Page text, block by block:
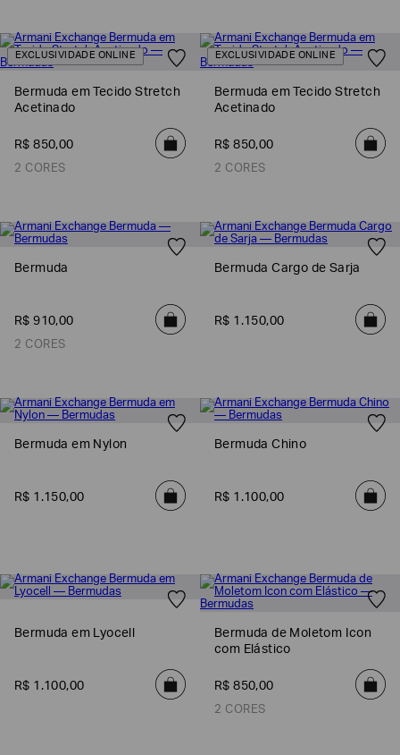
EXCLUSIVIDADE ONLINE
Bermuda em Tecido Stretch
Acetinado
R$ 850,00
2 CORES
EXCLUSIVIDADE ONLINE
Bermuda em Tecido Stretch
Acetinado
R$ 850,00
2 CORES
Bermuda
R$ 910,00
2 CORES
Bermuda Cargo de Sarja
R$ 1 .150,00
Bermuda em Nylon
R$ 1 .150,00
Bermuda Chino
R$ 1 .100,00
Bermuda em Lyocell
R$ 1 .100,00
Bermuda de Moletom Icon
com Elástico
R$ 850,00
2 CORES